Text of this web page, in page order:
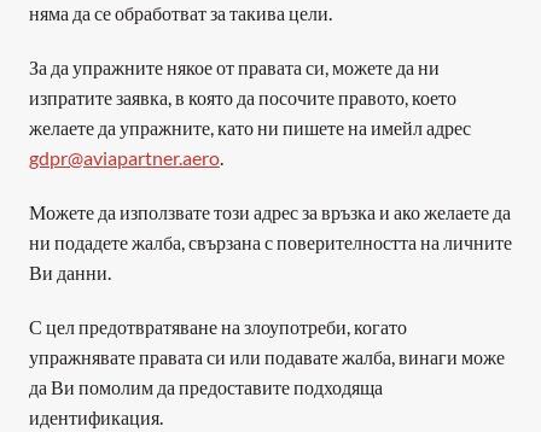
няма да се обработват за такива цели.
За да упражните някое от правата си, можете да ни
изпратите заявка, в която да посочите правото, което
gdpr@aviapartner.aero.
Можете да използвате този адрес за връзка и ако желаете да
ни подадете жалба, свързана с поверителността на личните
Ви данни.
С цел предотвратяване на злоупотреби, когато
упражнявате правата си или подавате жалба, винаги може
да Ви помолим да предоставите подходяща
идентификация.